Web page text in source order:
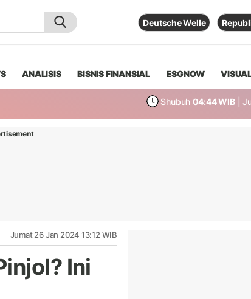
Deutsche Welle
ANALISIS BISNIS FINANSIAL ESGNOW
Shubuh 04:44 WIB |
Jumat 26 Jan 2024 13:12 WIB
Ini